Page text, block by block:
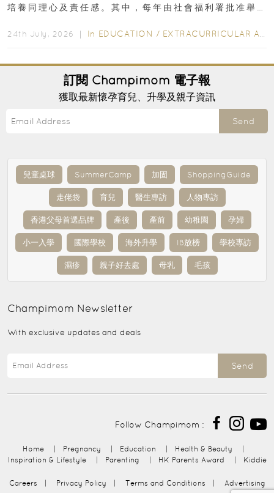
培養同理心及責任感。其中，每年由社會福利署批准舉
24th July, 2026 ｜ In EDUCATION / EXTRACURRICULAR ACTIVITIES
訂閱 Champimom 電子報
獲取最新懷孕育兒、升學及親子資訊
Send
兒童桌球 SummerCamp 加固 ShoppingGuide
走佬袋 育兒 醫生專訪 人物專訪
香港父母首選品牌 產後 產前 幼稚園 孕婦
小一入學 國際學校 海外升學 IB放榜 學校專訪
濕疹 親子好去處 母乳 毛孩
Champimom Newsletter
With exclusive updates and deals
Send
Follow Champimom :
Home | Pregnancy | Education | Health & Beauty
|
Inspiration & Lifestyle
| Parenting | HK Parents Award | Kiddie
Careers | Privacy Policy | Terms and Conditions | Advertising